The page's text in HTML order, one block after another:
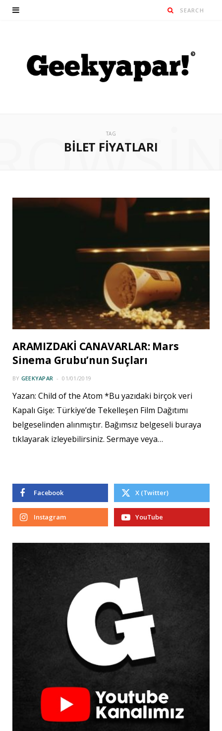
TAG
BILET FIYATLARI
ARAMIZDAKİ CANAVARLAR: Mars
Sinema Grubu’nun Suçları
BY GEEKYAPAR 01/01/2019
Yazan: Child of the Atom *Bu yazıdaki birçok veri
Kapalı Gişe: Türkiye’de Tekelleşen Film Dağıtımı
belgeselinden alınmıştır. Bağımsız belgeseli buraya
tıklayarak izleyebilirsiniz. Sermaye veya…
Facebook X (Twitter)
Instagram YouTube